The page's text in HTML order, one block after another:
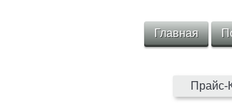
Главная
Прайс-